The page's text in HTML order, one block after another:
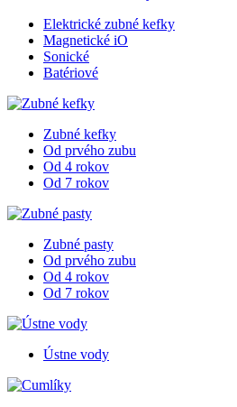
Elektrické zubné kefky
Magnetické iO
Sonické
Batériové
Zubné kefky
Od prvého zubu
Od 4 rokov
Od 7 rokov
Zubné pasty
Od prvého zubu
Od 4 rokov
Od 7 rokov
Ústne vody